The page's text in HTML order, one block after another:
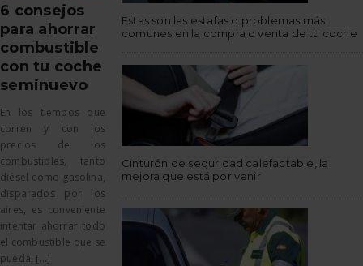
6 consejos
para ahorrar
combustible
con tu coche
seminuevo
En los tiempos que
corren y con los
precios de los
combustibles, tanto
diésel como gasolina,
disparados por los
aires, es conveniente
intentar ahorrar todo
el combustible que se
pueda, [...]
Estas son las estafas o problemas más
comunes en la compra o venta de tu coche
Cinturón de seguridad calefactable, la
mejora que está por venir